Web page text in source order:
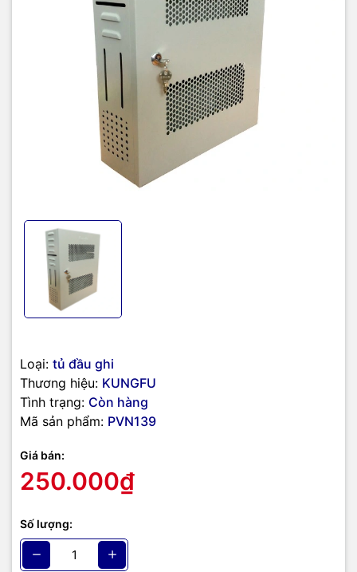
Loại: tủ đầu ghi
Thương hiệu: KUNGFU
Tình trạng: Còn hàng
Mã sản phẩm: PVN139
Giá bán:
250.000₫
Số lượng:
mát đảm bảo tuổi thọ cho thiết bị.
Hình ảnh sản phẩm
Mặt trước tủ đầu ghi
Mặt cạnh tủ đầu ghi
Ảnh tủ đầu ghi tại đại lý phân phối cấp 1 tủ đầu ghi -
Công ty TIC
Dienmay.xyz– Nhà phân phối và cung cấp giải pháp công nghệ
uy tín tại Việt Nam. Chúng tôi chuyên cung cấp đa dạng sản
Laptop ,Máy tính PC
Camera giám sát
máy tính,điện máy
dụng… cùng nhiều thiết bị công nghệ khác.
mang đếnsản phẩm chính hãng, giá tốt, dịch vụ chuyên nghiệp